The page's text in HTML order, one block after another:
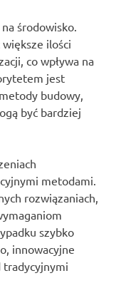
środowisko.
ilości
co wpływa na
jest
budowy,
być bardziej
metodami.
rozwiązaniach,
szybko
innowacyjne
tradycyjnymi